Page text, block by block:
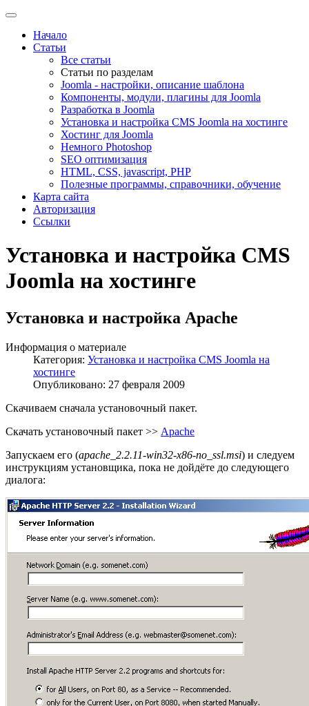
Начало
Статьи
Все статьи
Статьи по разделам
Joomla - настройки, описание шаблона
Компоненты, модули, плагины для Joomla
Разработка в Joomla
Установка и настройка CMS Joomla на хостинге
Хостинг для Joomla
Немного Photoshop
SEO оптимизация
HTML, CSS, javascript, PHP
Полезные программы, справочники, обучение
Карта сайта
Авторизация
Ссылки
Установка и настройка CMS
Joomla на хостинге
Установка и настройка Apache
Информация о материале
Категория: Установка и настройка CMS Joomla на
хостинге
Опубликовано: 27 февраля 2009
Скачиваем сначала установочный пакет.
Скачать установочный пакет >> Apache
Запускаем его (apache_2.2.11-win32-x86-no_ssl.msi) и следуем
инструкциям установщика, пока не дойдёте до следующего
диалога: